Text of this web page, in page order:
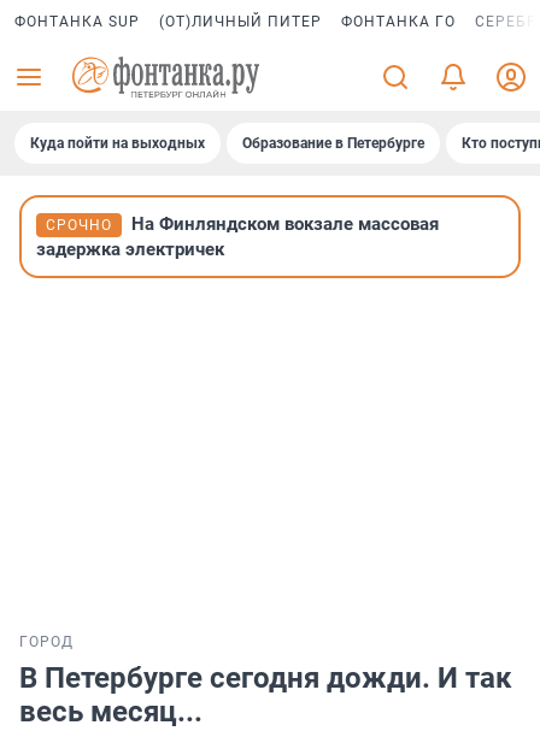
ФОНТАНКА SUP (ОТ)ЛИЧНЫЙ ПИТЕР ФОНТАНКА ГО
Куда пойти на выходных Образование в Петербурге Кто
СРОЧНО
На Финляндском вокзале массовая
задержка электричек
ГОРОД
В Петербурге сегодня дожди. И так
весь месяц...